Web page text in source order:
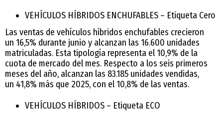
VEHÍCULOS HÍBRIDOS ENCHUFABLES – Etiqueta Cero
Las ventas de vehículos híbridos enchufables crecieron
un 16,5% durante junio y alcanzan las 16.600 unidades
matriculadas. Esta tipología representa el 10,9% de la
cuota de mercado del mes. Respecto a los seis primeros
meses del año, alcanzan las 83.185 unidades vendidas,
un 41,8% más que 2025, con el 10,8% de las ventas.
VEHÍCULOS HÍBRIDOS – Etiqueta ECO